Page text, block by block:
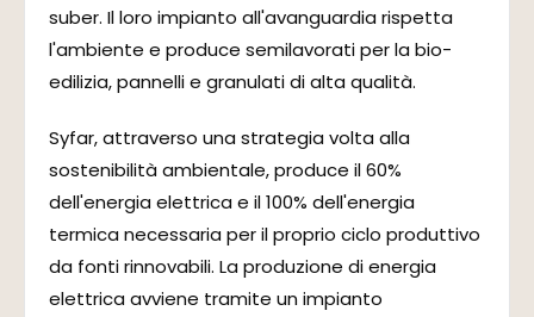
suber. Il loro impianto all'avanguardia rispetta
l'ambiente e produce semilavorati per la bio-
edilizia, pannelli e granulati di alta qualità.
Syfar, attraverso una strategia volta alla
sostenibilità ambientale, produce il 60%
dell'energia elettrica e il 100% dell'energia
termica necessaria per il proprio ciclo produttivo
da fonti rinnovabili. La produzione di energia
elettrica avviene tramite un impianto